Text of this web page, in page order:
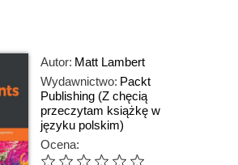
Autor: Matt Lambert
Wydawnictwo: Packt
Publishing (Z chęcią
przeczytam książkę w
języku polskim)
Ocena: